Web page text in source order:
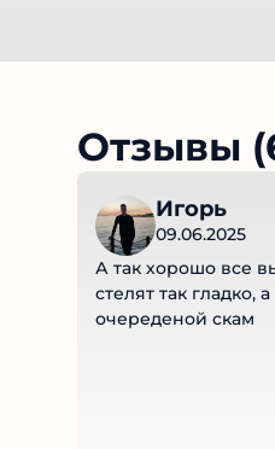
Отзывы
Игорь
09.06.2025
А так хорошо все
стелят так гладко,
очереденой скам